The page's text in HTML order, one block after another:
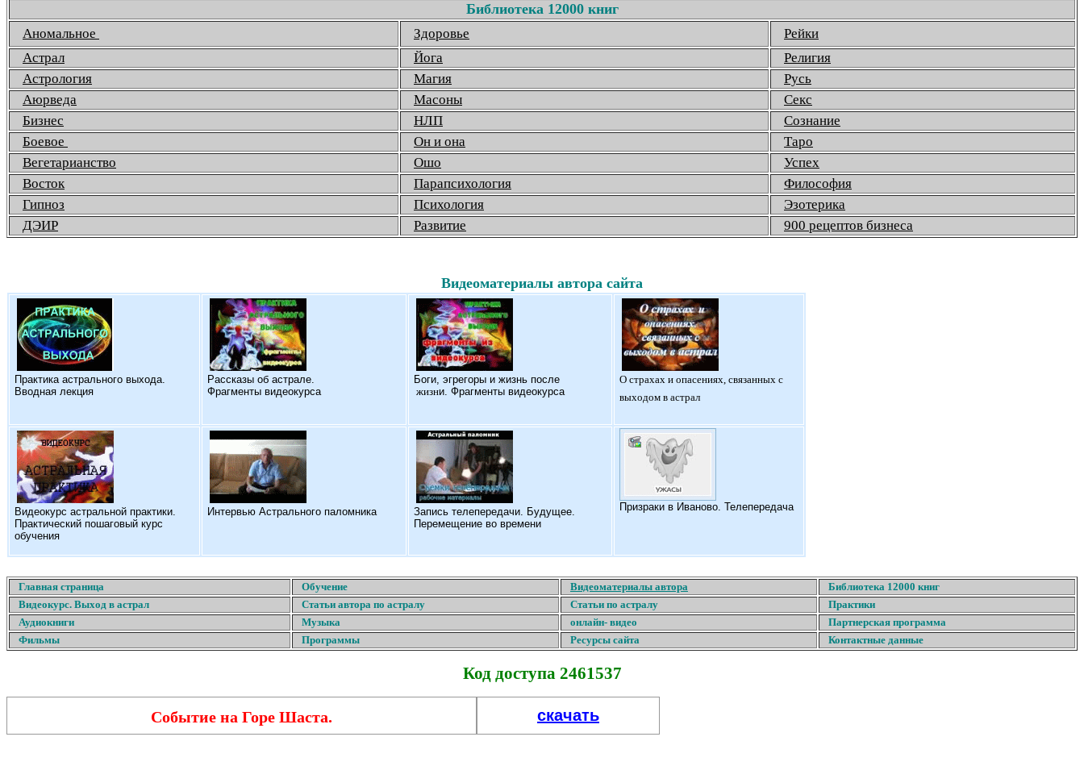
Библиотека 12000 книг
Аномальное Здоровье
Рейки
Астрал
Йога
Религия
Астрология
Магия
Русь
Аюрведа
Масоны
Секс
Бизнес
НЛП
Сознание
Боевое
Он и она
Таро
Вегетарианство
Ошо
Успех
Восток
Парапсихология
Философия
Гипноз
Психология
Эзотерика
ДЭИР
Развитие 900 рецептов бизнеса
Видеоматериалы автора сайта
Практика астрального выхода.
Вводная лекция
Рассказы об астрале.
Фрагменты видеокурса
Боги, эгрегоры и жизнь после
жизни. Фрагменты видеокурса
О страхах и опасениях, связанных с
выходом в астрал
Видеокурс астральной практики.
Практический пошаговый курс
обучения
Интервью Астрального паломника
Запись телепередачи. Будущее.
Перемещение во времени
Призраки в Иваново. Телепередача
Главная страница Обучение Видеоматериалы автора
Библиотека 12000 книг
Видеокурс. Выход в астрал
Статьи автора по астралу Статьи по астралу
Практики
Аудиокниги
Музыка онлайн- видео
Партнерская программа
Фильмы
Программы Ресурсы сайта Контактные данные
Код доступа 2461537
Событие на Горе Шаста. скачать